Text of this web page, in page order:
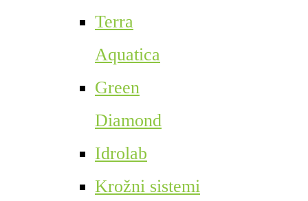
Terra
Aquatica
Green
Diamond
Idrolab
Krožni sistemi